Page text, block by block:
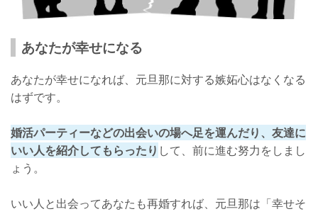
あなたが幸せになる
あなたが幸せになれば、元旦那に対する嫉妬心はなくなる
はずです。
婚活パーティーなどの出会いの場へ足を運んだり、友達に
いい人を紹介してもらったり して、前に進む努力をしまし
ょう。
いい人と出会ってあなたも再婚すれば、元旦那は「幸せそ